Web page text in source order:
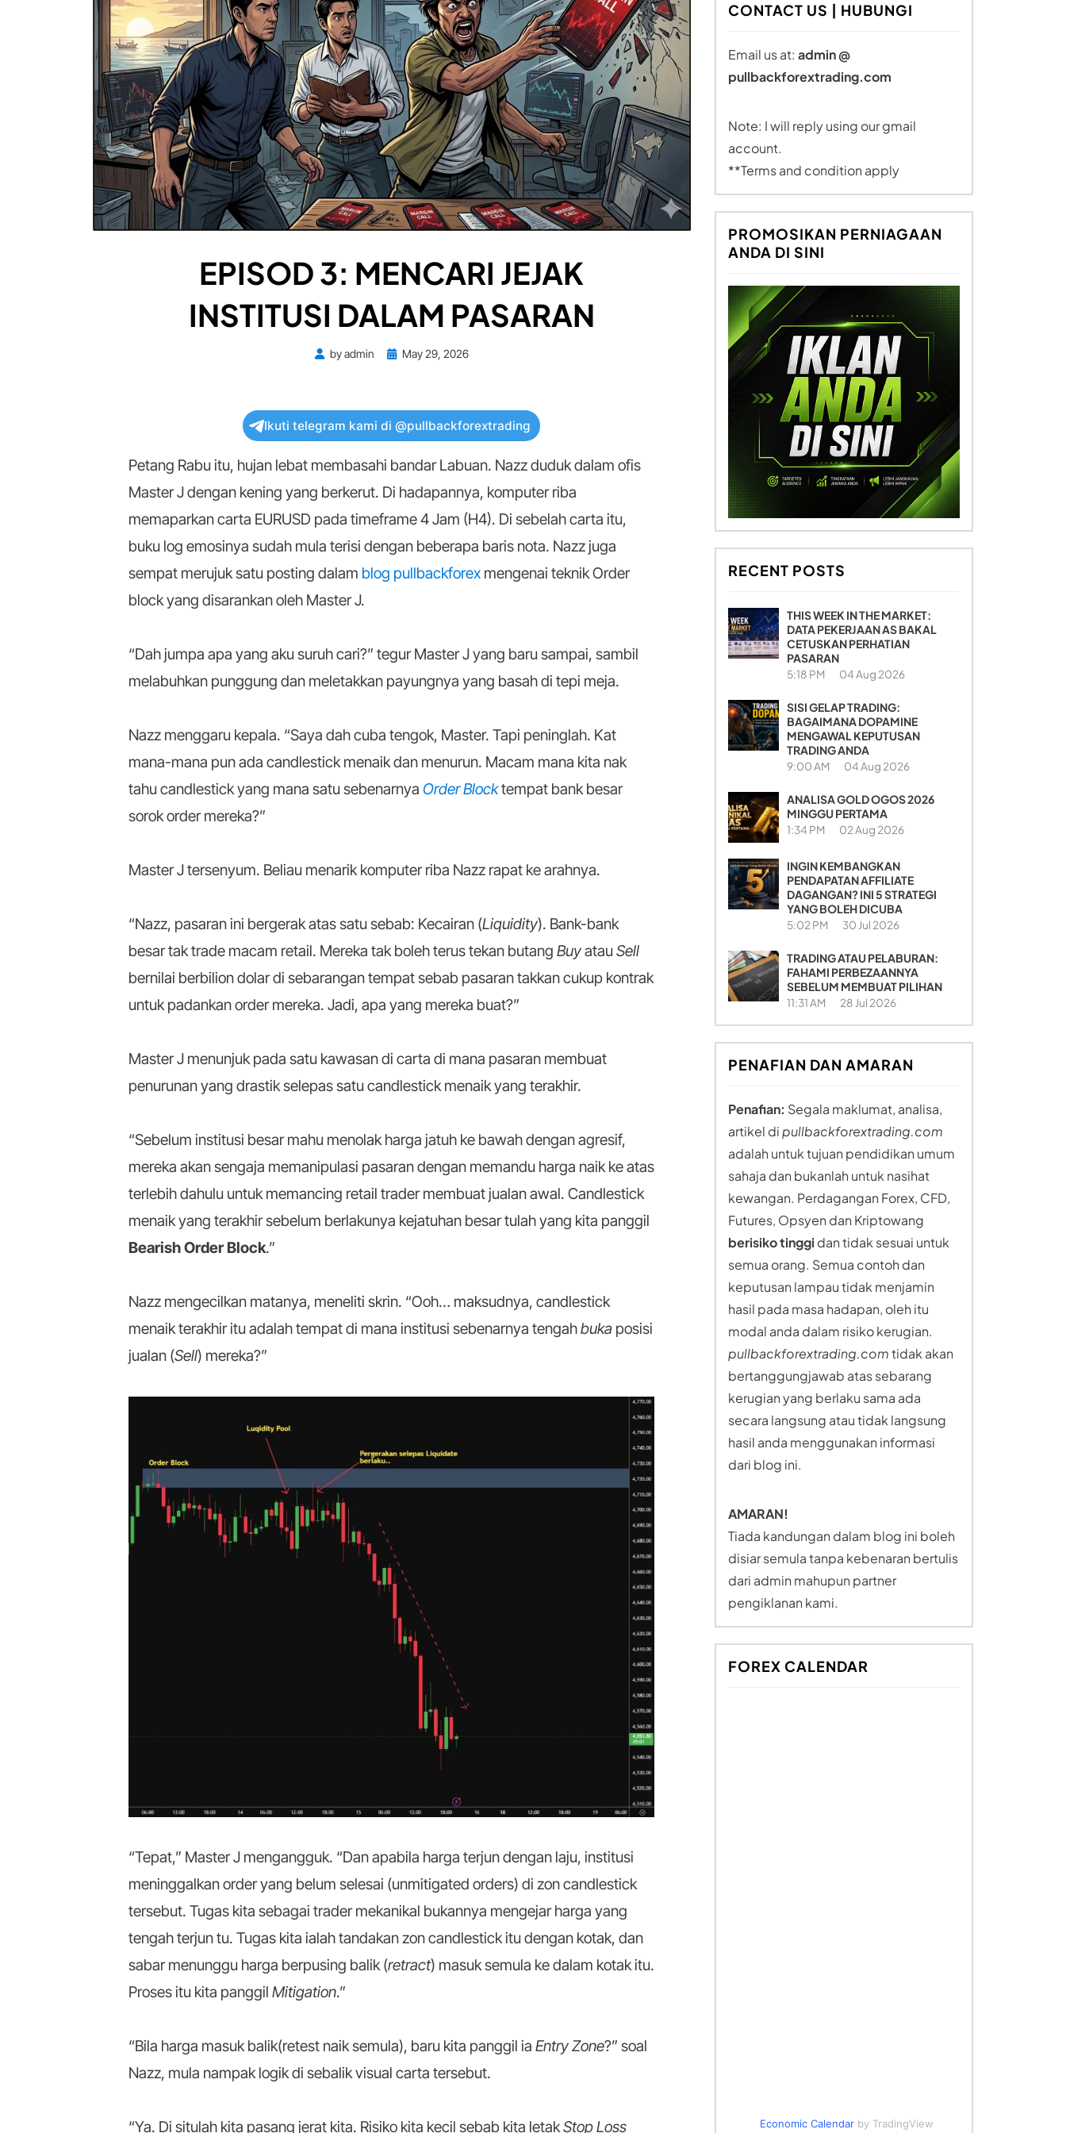
EPISOD 3: MENCARI JEJAK
INSTITUSI DALAM PASARAN
byadmin
PostedMay 29, 2026
Ikuti telegram kami di @pullbackforextrading
Petang Rabu itu, hujan lebat membasahi bandar Labuan. Nazz duduk dalam ofis
Master J dengan kening yang berkerut. Di hadapannya, komputer riba
memaparkan carta EURUSD pada timeframe 4 Jam (H4). Di sebelah carta itu,
buku log emosinya sudah mula terisi dengan beberapa baris nota. Nazz juga
sempat merujuk satu posting dalam blog pullbackforex mengenai teknik Order
block yang disarankan oleh Master J.
“Dah jumpa apa yang aku suruh cari?” tegur Master J yang baru sampai, sambil
melabuhkan punggung dan meletakkan payungnya yang basah di tepi meja.
Nazz menggaru kepala. “Saya dah cuba tengok, Master. Tapi peninglah. Kat
mana-mana pun ada candlestick menaik dan menurun. Macam mana kita nak
tahu candlestick yang mana satu sebenarnya Order Blocktempat bank besar
sorok order mereka?”
Master J tersenyum. Beliau menarik komputer riba Nazz rapat ke arahnya.
“Nazz, pasaran ini bergerak atas satu sebab: Kecairan (Liquidity). Bank-bank
besar tak trade macam retail. Mereka tak boleh terus tekan butang BuyatauSell
bernilai berbilion dolar di sebarangan tempat sebab pasaran takkan cukup kontrak
untuk padankan order mereka. Jadi, apa yang mereka buat?”
Master J menunjuk pada satu kawasan di carta di mana pasaran membuat
penurunan yang drastik selepas satu candlestick menaik yang terakhir.
“Sebelum institusi besar mahu menolak harga jatuh ke bawah dengan agresif,
mereka akan sengaja memanipulasi pasaran dengan memandu harga naik ke atas
terlebih dahulu untuk memancing retail trader membuat jualan awal. Candlestick
menaik yang terakhir sebelum berlakunya kejatuhan besar tulah yang kita panggil
Bearish Order Block.”
Nazz mengecilkan matanya, meneliti skrin. “Ooh… maksudnya, candlestick
menaik terakhir itu adalah tempat di mana institusi sebenarnya tengahbuka posisi
jualan (Sell) mereka?”
“Tepat,” Master J mengangguk. “Dan apabila harga terjun dengan laju, institusi
meninggalkan order yang belum selesai (unmitigated orders) di zon candlestick
tersebut. Tugas kita sebagai trader mekanikal bukannya mengejar harga yang
tengah terjun tu. Tugas kita ialah tandakan zon candlestick itu dengan kotak, dan
sabar menunggu harga berpusing balik (retract) masuk semula ke dalam kotak itu.
Proses itu kita panggil Mitigation.”
“Bila harga masuk balik(retest naik semula), baru kita panggil ia Entry Zone?” soal
Nazz, mula nampak logik di sebalik visual carta tersebut.
“Ya. Di situlah kita pasang jerat kita. Risiko kita kecil sebab kita letakStop Loss
CONTACT US | HUBUNGI
Email us at: admin @
pullbackforextrading.com
Note: I will reply using our gmail
account.
**Terms and condition apply
PROMOSIKAN PERNIAGAAN
ANDA DI SINI
RECENT POSTS
THIS WEEK IN THE MARKET:
DATA PEKERJAAN AS BAKAL
CETUSKAN PERHATIAN
PASARAN
5:18 PM 04 Aug 2026
SISI GELAP TRADING:
BAGAIMANA DOPAMINE
MENGAWAL KEPUTUSAN
TRADING ANDA
9:00 AM 04 Aug 2026
ANALISA GOLD OGOS 2026
MINGGU PERTAMA
1:34 PM 02 Aug 2026
INGIN KEMBANGKAN
PENDAPATAN AFFILIATE
DAGANGAN? INI 5 STRATEGI
YANG BOLEH DICUBA
5:02 PM 30 Jul 2026
TRADING ATAU PELABURAN:
FAHAMI PERBEZAANNYA
SEBELUM MEMBUAT PILIHAN
11:31 AM 28 Jul 2026
PENAFIAN DAN AMARAN
Penafian: Segala maklumat, analisa,
artikel dipullbackforextrading.com
adalah untuk tujuan pendidikan umum
sahaja dan bukanlah untuk nasihat
kewangan. Perdagangan Forex, CFD,
Futures, Opsyen dan Kriptowang
berisiko tinggi dan tidak sesuai untuk
semua orang. Semua contoh dan
keputusan lampau tidak menjamin
hasil pada masa hadapan, oleh itu
modal anda dalam risiko kerugian.
pullbackforextrading.comtidak akan
bertanggungjawab atas sebarang
kerugian yang berlaku sama ada
secara langsung atau tidak langsung
hasil anda menggunakan informasi
dari blog ini.
AMARAN!
Tiada kandungan dalam blog ini boleh
disiar semula tanpa kebenaran bertulis
dari admin mahupun partner
pengiklanan kami.
FOREX CALENDAR
Economic Calendar by TradingView